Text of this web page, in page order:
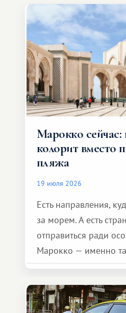
Марокко
колорит вместо
пляжа
19 июля 2026
Есть направления,
за морем. А есть
отправиться ради
Марокко — именно